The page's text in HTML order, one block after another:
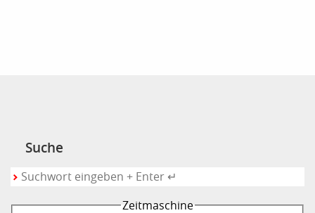
Suche
Zeitmaschine